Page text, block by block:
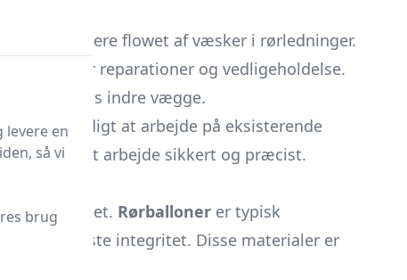
og blokere flowet af væsker i rørledninger.
især under reparationer og vedligeholdelse.
mod rørets indre vægge.
nødvendigt at arbejde på eksisterende
at arbejde sikkert og præcist.
fleksibilitet. Rørballoner er typisk
at miste integritet. Disse materialer er
en
så vi
brug